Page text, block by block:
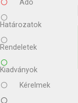
Adó
Határozatok
Rendeletek
Kiadványok
Kérelmek